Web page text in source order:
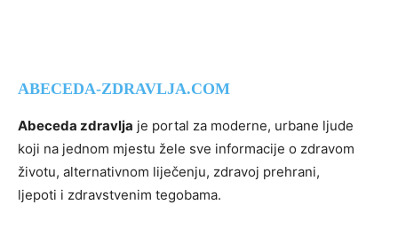
ABECEDA-ZDRAVLJA.COM
Abeceda zdravlja je portal za moderne, urbane ljude
koji na jednom mjestu žele sve informacije o zdravom
životu, alternativnom liječenju, zdravoj prehrani,
ljepoti i zdravstvenim tegobama.